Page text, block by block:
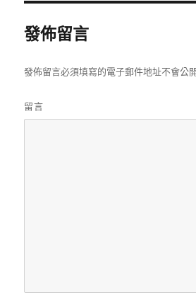
發佈留言
發佈留言必須填寫的電子郵件地址不會公
留言